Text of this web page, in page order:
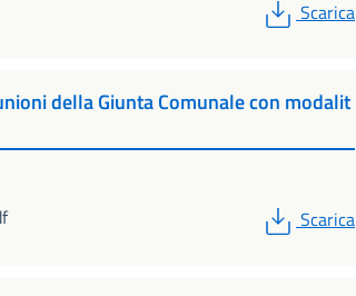
PDF
Scarica
della Giunta Comunale con modalit
PDF
Scarica